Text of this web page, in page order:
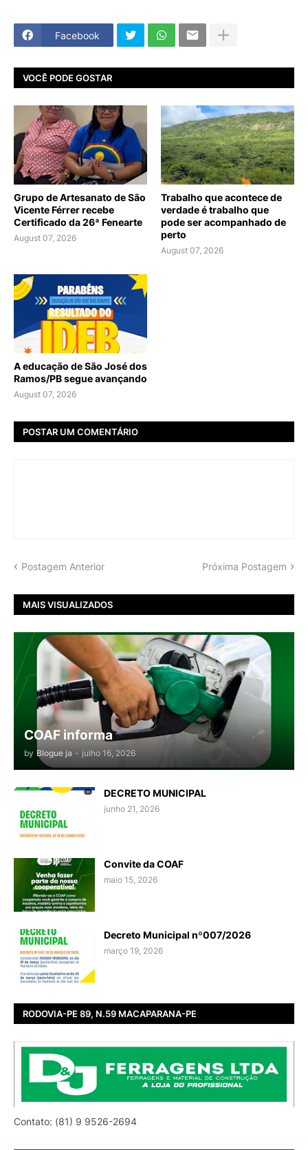
Facebook
VOCÊ PODE GOSTAR
Grupo de Artesanato de São
Vicente Férrer recebe
Certificado da 26ª Fenearte
August 07, 2026
Trabalho que acontece de
verdade é trabalho que
pode ser acompanhado de
perto
August 07, 2026
A educação de São José dos
Ramos/PB segue avançando
August 07, 2026
POSTAR UM COMENTÁRIO
Postagem Anterior Próxima Postagem
MAIS VISUALIZADOS
COAF informa
by Blogue ja - julho 16, 2026
DECRETO MUNICIPAL
junho 21, 2026
Convite da COAF
maio 15, 2026
Decreto Municipal nº007/2026
março 19, 2026
RODOVIA-PE 89, N.59 MACAPARANA-PE
Contato: (81) 9 9526-2694